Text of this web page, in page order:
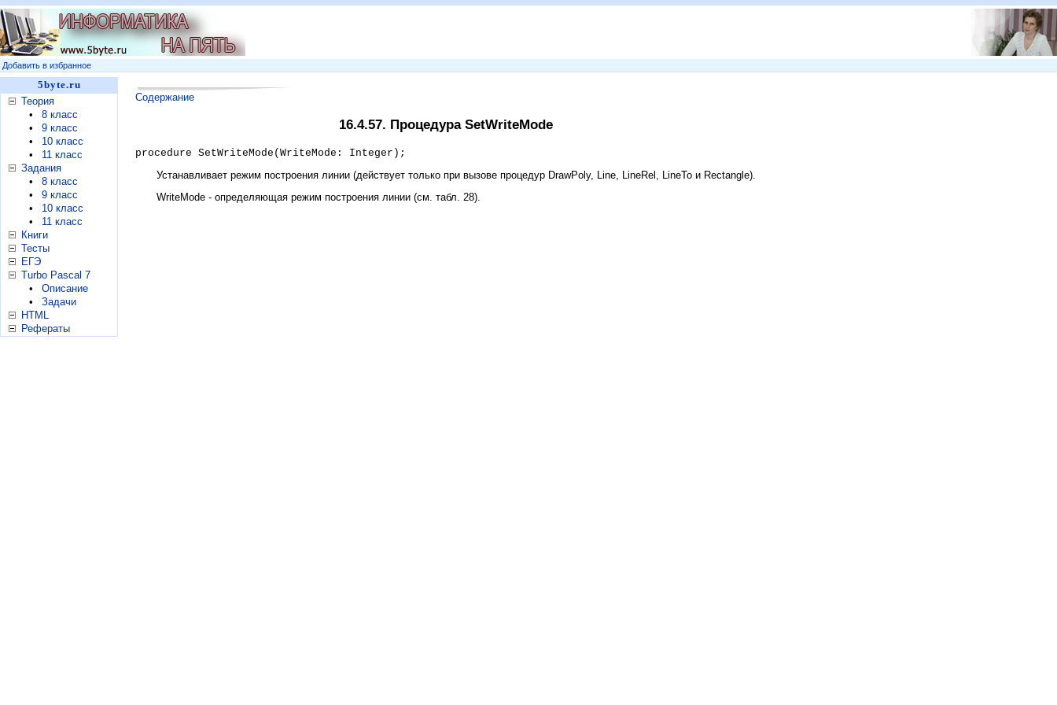
Добавить в избранное
5byte.ru
Теория
•
8 класс
•
9 класс
•
10 класс
•
11 класс
Задания
•
8 класс
•
9 класс
•
10 класс
•
11 класс
Книги
Тесты
ЕГЭ
Turbo Pascal 7
•
Описание
•
Задачи
HTML
Рефераты
Содержание
16.4.57. Процедура SetWriteMode
procedure SetWriteMode(WriteMode: Integer);
Устанавливает режим построения линии (действует только при вызове процедур DrawPoly, Line, LineRel, LineTo и Rectangle).
WriteMode - определяющая режим построения линии (см. табл. 28).